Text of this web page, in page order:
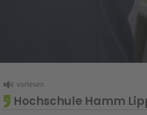
Hochschule Hamm